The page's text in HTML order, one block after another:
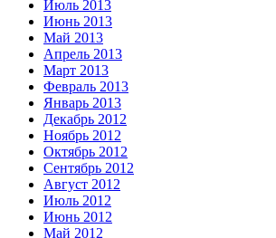
Июль 2013
Июнь 2013
Май 2013
Апрель 2013
Март 2013
Февраль 2013
Январь 2013
Декабрь 2012
Ноябрь 2012
Октябрь 2012
Сентябрь 2012
Август 2012
Июль 2012
Июнь 2012
Май 2012